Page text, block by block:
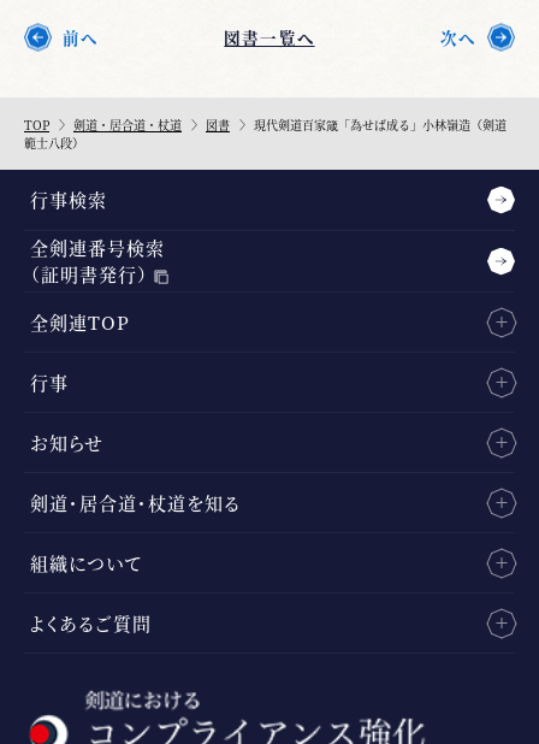
前へ 図書一覧へ 次へ
TOP 剣道・居合道・杖道 図書
現代剣道百家箴「為せば成る」小林嶺造（剣道
範士八段）
行事検索
全剣連番号検索
（証明書発行）
全剣連TOP
行事
お知らせ
剣道・居合道・杖道を知る
組織について
よくあるご質問